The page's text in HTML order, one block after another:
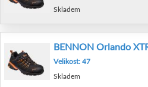
Skladem
BENNON Orlando
Velikost: 47
Skladem